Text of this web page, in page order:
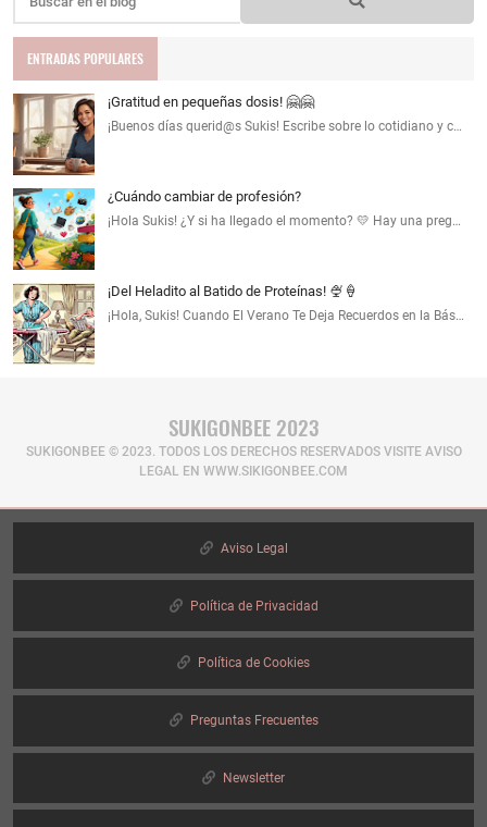
ENTRADAS POPULARES
¡Gratitud en pequeñas dosis! 🤗🤗
¡Buenos días querid@s Sukis! Escribe sobre lo cotidiano y c…
¿Cuándo cambiar de profesión?
¡Hola Sukis! ¿Y si ha llegado el momento? 💛 Hay una preg…
¡Del Heladito al Batido de Proteínas! 🍨🍦
¡Hola, Sukis! Cuando El Verano Te Deja Recuerdos en la Bás…
SUKIGONBEE 2023
SUKIGONBEE © 2023. TODOS LOS DERECHOS RESERVADOS​ VISITE AVISO
LEGAL EN WWW.SIKIGONBEE.COM
Aviso Legal
Política de Privacidad
Política de Cookies
Preguntas Frecuentes
Newsletter